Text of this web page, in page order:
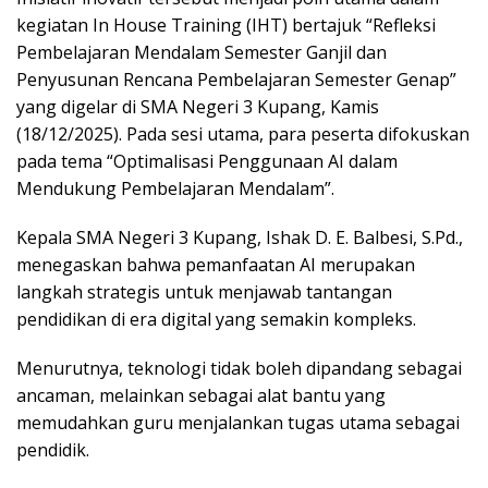
kegiatan In House Training (IHT) bertajuk “Refleksi
Pembelajaran Mendalam Semester Ganjil dan
Penyusunan Rencana Pembelajaran Semester Genap”
yang digelar di SMA Negeri 3 Kupang, Kamis
(18/12/2025). Pada sesi utama, para peserta difokuskan
pada tema “Optimalisasi Penggunaan AI dalam
Mendukung Pembelajaran Mendalam”.
Kepala SMA Negeri 3 Kupang, Ishak D. E. Balbesi, S.Pd.,
menegaskan bahwa pemanfaatan AI merupakan
langkah strategis untuk menjawab tantangan
pendidikan di era digital yang semakin kompleks.
Menurutnya, teknologi tidak boleh dipandang sebagai
ancaman, melainkan sebagai alat bantu yang
memudahkan guru menjalankan tugas utama sebagai
pendidik.